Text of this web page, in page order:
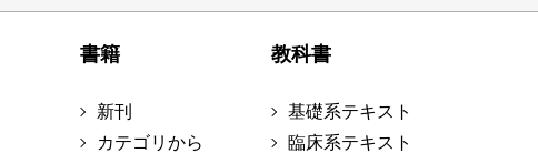
書籍
新刊
カテゴリから
教科書
基礎系テキスト
臨床系テキスト